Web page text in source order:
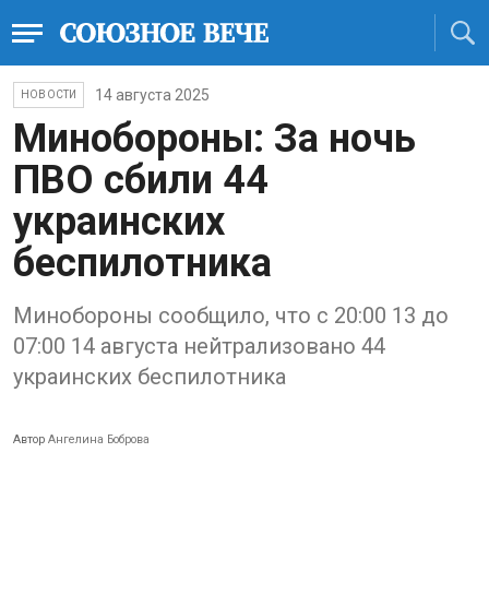
НОВОСТИ 14 августа 2025
Минобороны: За ночь
ПВО сбили 44
украинских
беспилотника
Минобороны сообщило, что с 20:00 13 до
07:00 14 августа нейтрализовано 44
украинских беспилотника
Автор Ангелина Боброва